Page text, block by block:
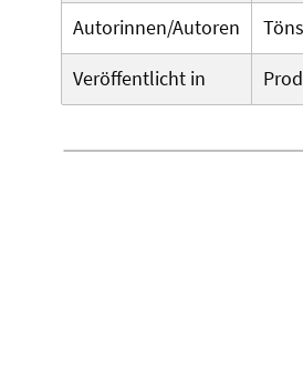
Autorinnen/Autoren
Veröffentlicht in